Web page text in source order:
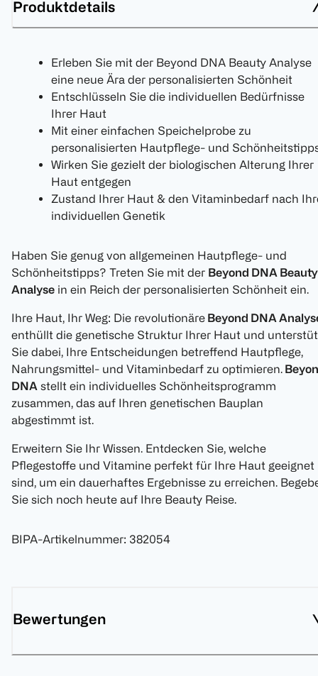
Produktdetails
Erleben Sie mit der Beyond DNA Beauty Analyse
eine neue Ära der personalisierten Schönheit
Entschlüsseln Sie die individuellen Bedürfnisse
Ihrer Haut
Mit einer einfachen Speichelprobe zu
personalisierten Hautpflege- und
Wirken Sie gezielt der biologischen Alterung Ihrer
Haut entgegen
Zustand Ihrer Haut & den Vitaminbedarf nach
individuellen Genetik
Haben Sie genug von allgemeinen Hautpflege- und
Schönheitstipps? Treten Sie mit der Beyond DNA Beauty
Analyse in ein Reich der personalisierten Schönheit ein.
Ihre Haut, Ihr Weg: Die revolutionäre Beyond DNA
enthüllt die genetische Struktur Ihrer Haut und
Sie dabei, Ihre Entscheidungen betreffend Hautpflege,
Nahrungsmittel- und Vitaminbedarf zu optimieren.
DNA stellt ein individuelles Schönheitsprogramm
zusammen, das auf Ihren genetischen Bauplan
abgestimmt ist.
Erweitern Sie Ihr Wissen. Entdecken Sie, welche
Pflegestoffe und Vitamine perfekt für Ihre Haut geeignet
sind, um ein dauerhaftes Ergebnisse zu erreichen.
Sie sich noch heute auf Ihre Beauty Reise.
BIPA-Artikelnummer: 382054
Bewertungen